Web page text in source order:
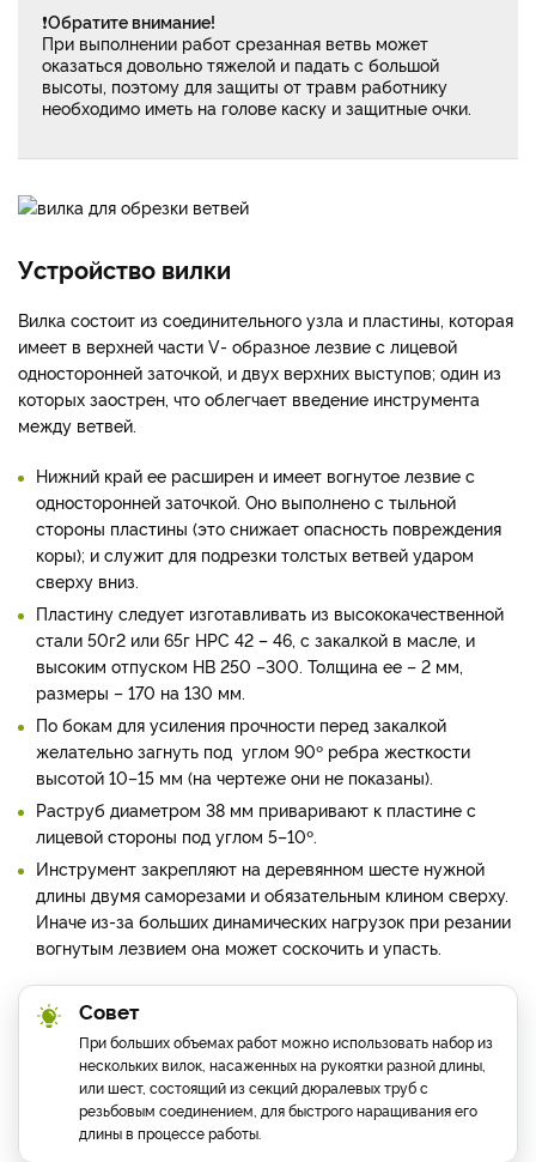
❗Обратите внимание!
При выполнении работ срезанная ветвь может
оказаться довольно тяжелой и падать с большой
высоты, поэтому для защиты от травм работнику
необходимо иметь на голове каску и защитные очки.
Устройство вилки
Вилка состоит из соединительного узла и пластины, которая
имеет в верхней части V- образное лезвие с лицевой
односторонней заточкой, и двух верхних выступов; один из
которых заострен, что облегчает введение инструмента
между ветвей.
Нижний край ее расширен и имеет вогнутое лезвие с
односторонней заточкой. Оно выполнено с тыльной
стороны пластины (это снижает опасность повреждения
коры); и служит для подрезки толстых ветвей ударом
сверху вниз.
Пластину следует изготавливать из высококачественной
стали 50г2 или 65г НРС 42 – 46, с закалкой в масле, и
высоким отпуском НВ 250 –300. Толщина ее – 2 мм,
размеры – 170 на 130 мм.
По бокам для усиления прочности перед закалкой
желательно загнуть под углом 90º ребра жесткости
высотой 10–15 мм (на чертеже они не показаны).
Раструб диаметром 38 мм приваривают к пластине с
лицевой стороны под углом 5–10º.
Инструмент закрепляют на деревянном шесте нужной
длины двумя саморезами и обязательным клином сверху.
Иначе из-за больших динамических нагрузок при резании
вогнутым лезвием она может соскочить и упасть.
Совет
При больших объемах работ можно использовать набор из
нескольких вилок, насаженных на рукоятки разной длины,
или шест, состоящий из секций дюралевых труб с
резьбовым соединением, для быстрого наращивания его
длины в процессе работы.